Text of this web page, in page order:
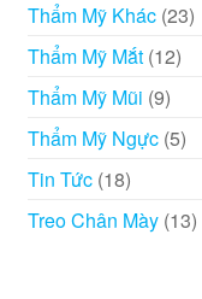
Thẩm Mỹ Khác(23)
Thẩm Mỹ Mắt(12)
Thẩm Mỹ Mũi (9)
Thẩm Mỹ Ngực(5)
Tin Tức(18)
Treo Chân Mày(13)